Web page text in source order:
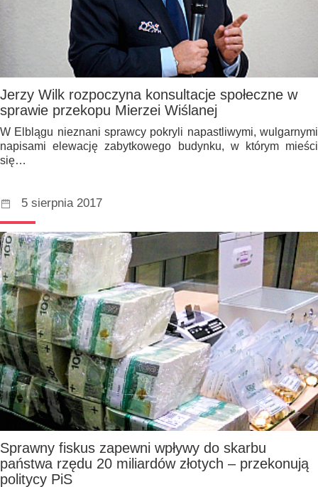
Jerzy Wilk rozpoczyna konsultacje społeczne w
sprawie przekopu Mierzei Wiślanej
W Elblągu nieznani sprawcy pokryli napastliwymi, wulgarnymi
napisami elewację zabytkowego budynku, w którym mieści
się…
5 sierpnia 2017
Sprawny fiskus zapewni wpływy do skarbu
państwa rzędu 20 miliardów złotych – przekonują
politycy PiS